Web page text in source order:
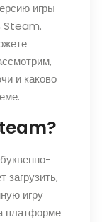
игры
Steam.
и каково
загрузить,
игру
платформе